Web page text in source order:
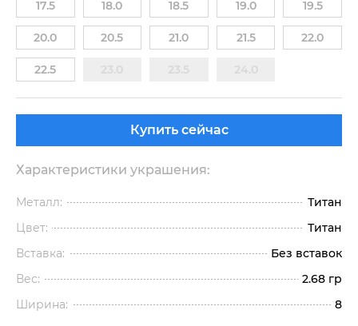
17.5 18.0 18.5 19.0 19.5
20.0 20.5 21.0 21.5 22.0
22.5
Купить сейчас
Характеристики украшения:
Металл:
Титан
Цвет:
Титан
Вставка:
Без вставок
Вес:
2.68 гр
Ширина:
8